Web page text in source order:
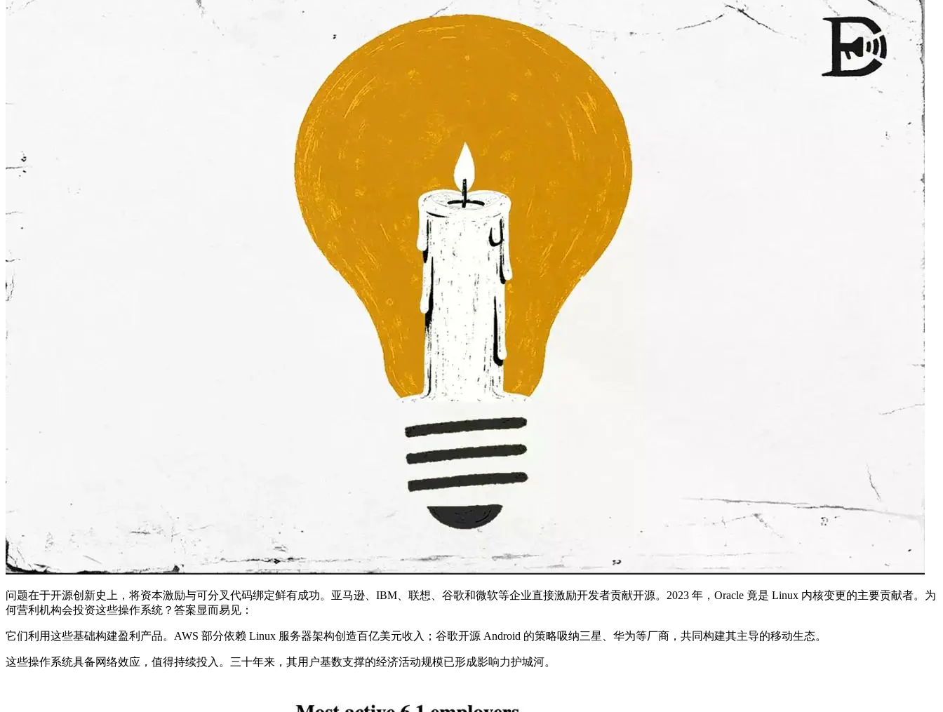
问题在于开源创新史上，将资本激励与可分叉代码绑定鲜有成功。亚马逊、IBM、联想、谷歌和微软等企业直接激励开发者贡献开源。2023 年，Oracle 竟是 Linux 内核变更的主要贡献者。为
何营利机构会投资这些操作系统？答案显而易见：
它们利用这些基础构建盈利产品。AWS 部分依赖 Linux 服务器架构创造百亿美元收入；谷歌开源 Android 的策略吸纳三星、华为等厂商，共同构建其主导的移动生态。
这些操作系统具备网络效应，值得持续投入。三十年来，其用户基数支撑的经济活动规模已形成影响力护城河。